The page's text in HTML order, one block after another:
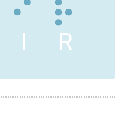
I R